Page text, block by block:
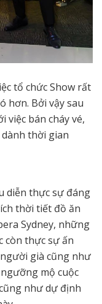
tổ chức Show rất
hơn. Bởi vậy sau
việc bán cháy vé,
thời gian
diễn thực sự đáng
thời tiết đồ ăn
Sydney, những
còn thực sự ấn
già cũng như
mộ cuộc
như dự định